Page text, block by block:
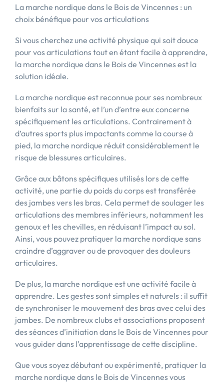
La marche nordique dans le Bois de Vincennes : un
choix bénéfique pour vos articulations
Si vous cherchez une activité physique qui soit douce
pour vos articulations tout en étant facile à apprendre,
la marche nordique dans le Bois de Vincennes est la
solution idéale.
La marche nordique est reconnue pour ses nombreux
bienfaits sur la santé, et l’un d’entre eux concerne
spécifiquement les articulations. Contrairement à
d’autres sports plus impactants comme la course à
pied, la marche nordique réduit considérablement le
risque de blessures articulaires.
Grâce aux bâtons spécifiques utilisés lors de cette
activité, une partie du poids du corps est transférée
des jambes vers les bras. Cela permet de soulager les
articulations des membres inférieurs, notamment les
genoux et les chevilles, en réduisant l’impact au sol.
Ainsi, vous pouvez pratiquer la marche nordique sans
craindre d’aggraver ou de provoquer des douleurs
articulaires.
De plus, la marche nordique est une activité facile à
apprendre. Les gestes sont simples et naturels : il suffit
de synchroniser le mouvement des bras avec celui des
jambes. De nombreux clubs et associations proposent
des séances d’initiation dans le Bois de Vincennes pour
vous guider dans l’apprentissage de cette discipline.
Que vous soyez débutant ou expérimenté, pratiquer la
marche nordique dans le Bois de Vincennes vous